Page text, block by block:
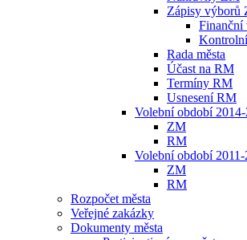
Zápisy výborů
Finanční
Rada města
Účast na RM
Termíny RM
Usnesení RM
Volební období
ZM
RM
Volební období
ZM
RM
Rozpočet města
Veřejné zakázky
Dokumenty města